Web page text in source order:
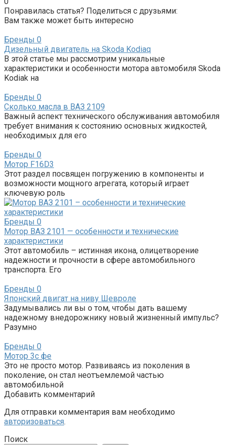
Понравилась статья? Поделиться с друзьями:
Вам также может быть интересно
Бренды 0
Дизельный двигатель на Skoda Kodiaq
В этой статье мы рассмотрим уникальные
характеристики и особенности мотора автомобиля Skoda
Kodiak на
Бренды 0
Сколько масла в ВАЗ 2109
Важный аспект технического обслуживания автомобиля
требует внимания к состоянию основных жидкостей,
необходимых для его
Бренды 0
Мотор F16D3
Этот раздел посвящен погружению в компоненты и
возможности мощного агрегата, который играет
ключевую роль
Бренды 0
Мотор ВАЗ 2101 — особенности и технические
характеристики
Этот автомобиль – истинная икона, олицетворение
надежности и прочности в сфере автомобильного
транспорта. Его
Бренды 0
Японский двигат на ниву Шевроле
Задумывались ли вы о том, чтобы дать вашему
надежному внедорожнику новый жизненный импульс?
Разумно
Бренды 0
Мотор 3с фе
Это не просто мотор. Развиваясь из поколения в
поколение, он стал неотъемлемой частью
автомобильной
Добавить комментарий
Для отправки комментария вам необходимо
авторизоваться.
Поиск